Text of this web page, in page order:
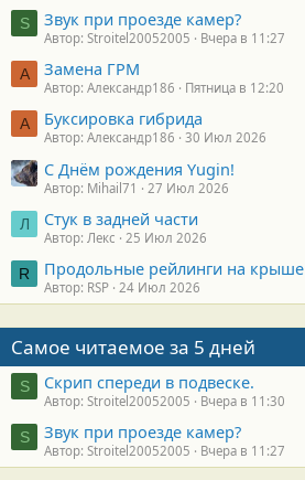
S Звук при проезде камер?
Автор: Stroitel20052005 Вчера в 11:27
А Замена ГРМ
Автор: Александр186 Пятница в 12:20
А Буксировка гибрида
Автор: Александр186 30 Июл 2026
С Днём рождения Yugin!
Автор: Mihail71 27 Июл 2026
Л Стук в задней части
Автор: Лекс 25 Июл 2026
R Продольные рейлинги на крыше
Автор: RSP 24 Июл 2026
Самое читаемое за 5 дней
S Скрип спереди в подвеске.
Автор: Stroitel20052005 Вчера в 11:30
S Звук при проезде камер?
Автор: Stroitel20052005 Вчера в 11:27